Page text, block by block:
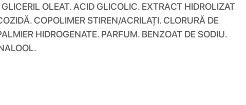
OLEAT. ACID GLICOLIC. EXTRACT HIDROLIZAT
COPOLIMER STIREN/ACRILAȚI. CLORURĂ DE
HIDROGENATE. PARFUM. BENZOAT DE SODIU.